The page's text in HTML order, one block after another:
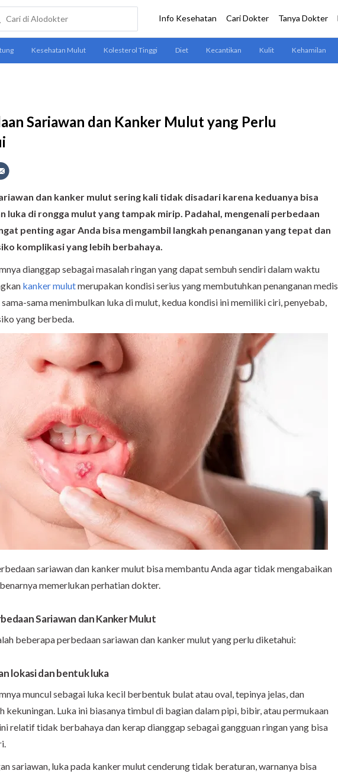
Sariawan dan Kanker Mulut yang Perlu
dan kanker mulut sering kali tidak disadari karena keduanya bisa
luka di rongga mulut yang tampak mirip. Padahal, mengenali perbedaan
penting agar Anda bisa mengambil langkah penanganan yang tepat dan
komplikasi yang lebih berbahaya.
dianggap sebagai masalah ringan yang dapat sembuh sendiri dalam waktu
kanker mulutmerupakan kondisi serius yang membutuhkan penanganan medis
sama menimbulkan luka di mulut, kedua kondisi ini memiliki ciri, penyebab,
yang berbeda.
sariawan dan kanker mulut bisa membantu Anda agar tidak mengabaikan
memerlukan perhatian dokter.
Sariawan dan Kanker Mulut
beberapa perbedaan sariawan dan kanker mulut yang perlu diketahui:
lokasi dan bentuk luka
muncul sebagai luka kecil berbentuk bulat atau oval, tepinya jelas, dan
kekuningan. Luka ini biasanya timbul di bagian dalam pipi, bibir, atau permukaan
relatif tidak berbahaya dan kerap dianggap sebagai gangguan ringan yang bisa
sariawan, luka pada kanker mulut cenderung tidak beraturan, warnanya bisa